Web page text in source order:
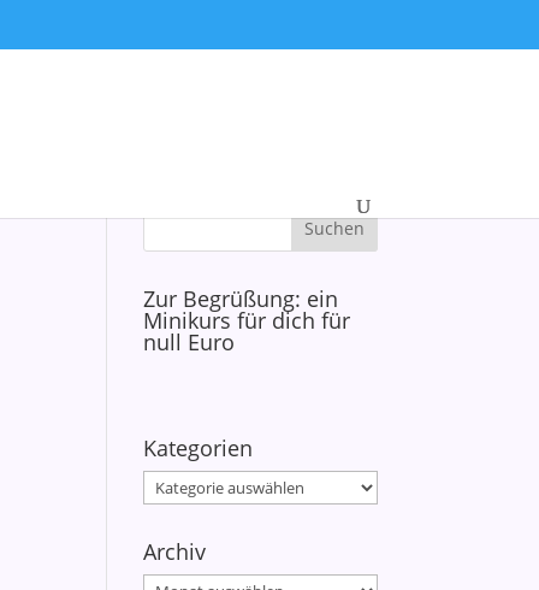
Zur Begrüßung: ein
Minikurs für dich für
null Euro
Kategorien
Kategorien
Archiv